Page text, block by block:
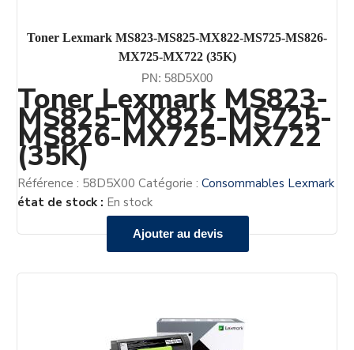
Toner Lexmark MS823-MS825-MX822-MS725-MS826-
MX725-MX722 (35K)
PN: 58D5X00
Ajouter au devis
Toner Lexmark MS823-
MS825-MX822-MS725-
MS826-MX725-MX722
(35K)
Référence : 58D5X00 Catégorie :Consommables Lexmark
état de stock : En stock